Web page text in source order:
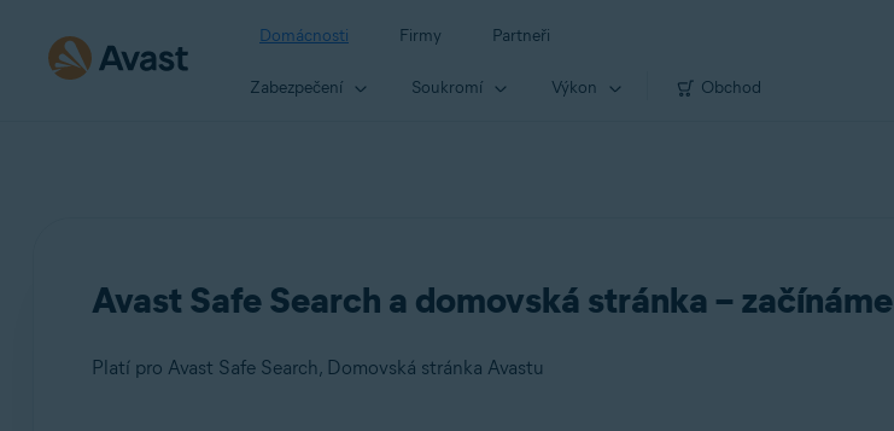
Domácnosti Firmy Partneři
Zabezpečení Soukromí Výkon Obchod
Avast Safe Search a domovská stránka – začínáme
Platí pro Avast Safe Search, Domovská stránka Avastu